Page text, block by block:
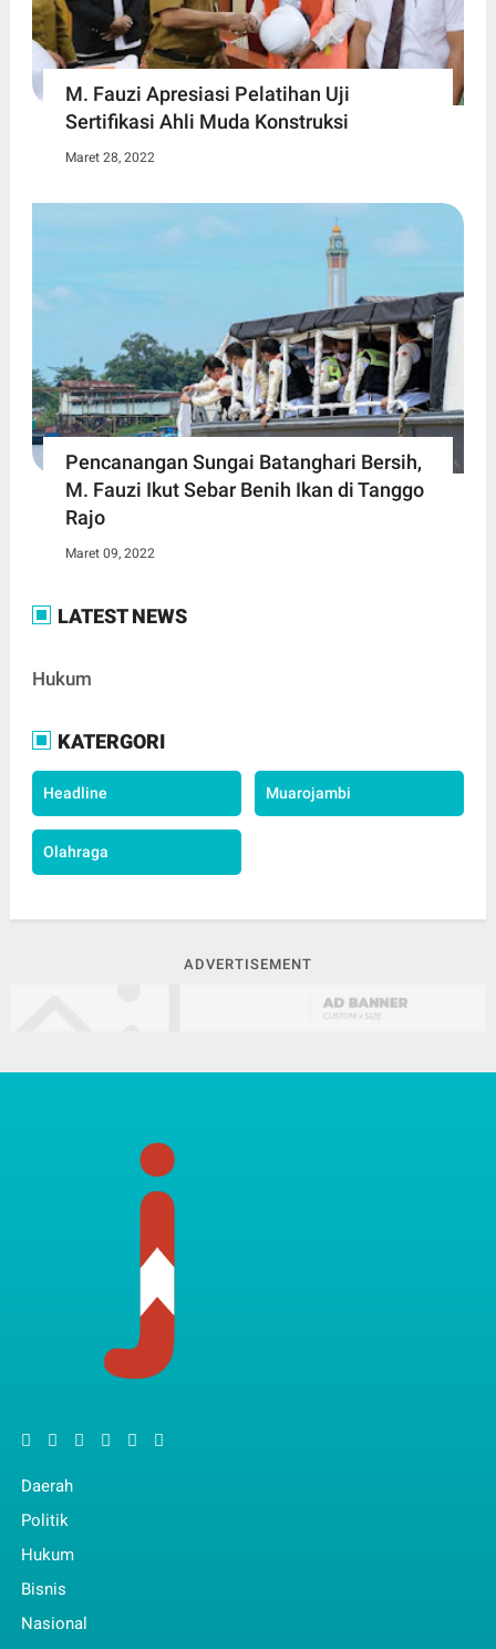
M. Fauzi Apresiasi Pelatihan Uji
Sertifikasi Ahli Muda Konstruksi
Maret 28, 2022
Pencanangan Sungai Batanghari Bersih,
M. Fauzi Ikut Sebar Benih Ikan di Tanggo
Rajo
Maret 09, 2022
LATEST NEWS
Hukum
KATERGORI
Headline Muarojambi
Olahraga
ADVERTISEMENT
Daerah
Politik
Hukum
Bisnis
Nasional